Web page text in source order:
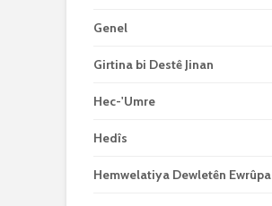
Genel
Girtina bi Destê Jinan
Hec-'Umre
Hedîs
Hemwelatiya Dewletên Ewrûpa